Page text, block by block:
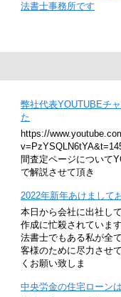
西線
イン
法書士事務所です
弊社代表YOUTUBEチ
た
https://
間査定ページについて
で解説させて頂き
2022年新年あけまして
本日から会社に出社し
作成に忙殺されていま
法書士でもある私が全
客様のために尽力させ
くお願い致しま
中央労金の住宅ローン